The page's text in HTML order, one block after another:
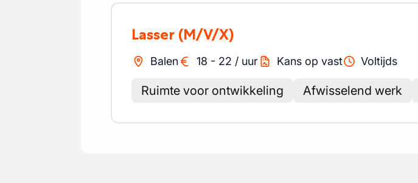
Lasser (M/V/X)
Balen 18 - 22 / uur Kans op vast Voltijds
Ruimte voor ontwikkeling Afwisselend werk